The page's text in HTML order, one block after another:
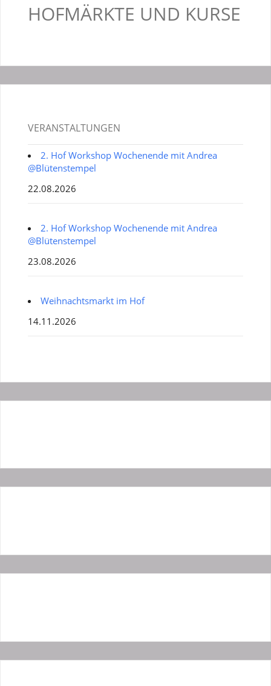
HOFMÄRKTE UND KURSE
VERANSTALTUNGEN
2. Hof Workshop Wochenende mit Andrea
@Blütenstempel
22.08.2026
2. Hof Workshop Wochenende mit Andrea
@Blütenstempel
23.08.2026
Weihnachtsmarkt im Hof
14.11.2026